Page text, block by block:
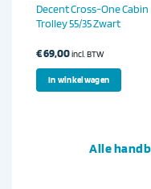
Decent Cross-One Cabin
Trolley 55/35 Zwart
€69,00incl. BTW
In winkelwagen
Alle